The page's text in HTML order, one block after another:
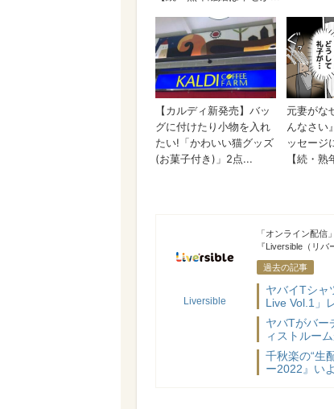
Liversible
Liversible
「オンライン配
『Liversible（リバ
過去の記事
ヤバイTシャ
Live Vol.1」
ヤバTがバー
ィストルー
千秋楽の“生
ー2022』い